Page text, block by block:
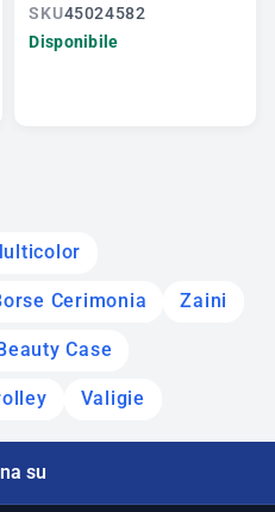
SKU45024582
Disponibile
Cerimonia Zaini
Beauty Case
Valigie
su